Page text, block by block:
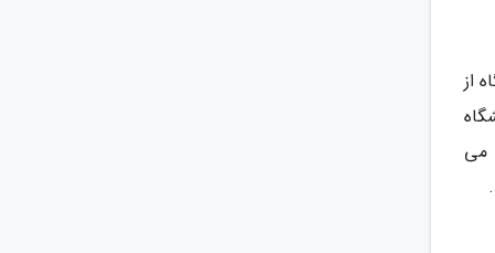
اند امتیاز خوبی بگیرند. 2 دانشگاه از
اند. چهار دانشگاه استرالیا در لیست 50 دانشگاه
می